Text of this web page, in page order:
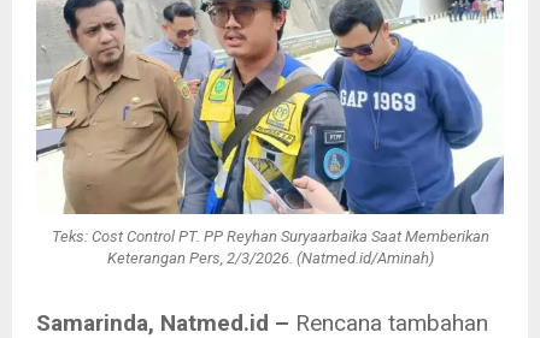
Teks: Cost Control PT. PP Reyhan Suryaarbaika Saat Memberikan
Keterangan Pers, 2/3/2026. (Natmed.id/Aminah)
Samarinda, Natmed.id – Rencana tambahan